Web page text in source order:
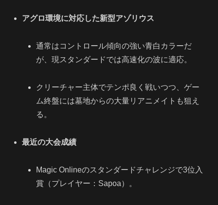
アグロ環境に対応した新型アゾリウス
通常はコントロール傾向の強い青白カラーだ
が、現スタンダードでは高速化の波に適応。
クリーチャー主体でテンポ良く戦いつつ、ゲー
ム終盤には墓地からの大量リアニメイトも狙え
る。
最近の大会成績
Magic Onlineのスタンダードチャレンジで3位入
賞（プレイヤー：Sapoa）。